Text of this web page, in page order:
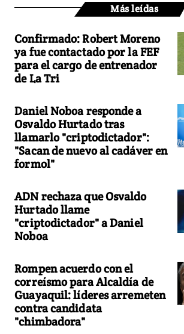
Más leídas
Confirmado: Robert Moreno
ya fue contactado por la FEF
para el cargo de entrenador
de La Tri
Daniel Noboa responde a
Osvaldo Hurtado tras
llamarlo "criptodictador":
"Sacan de nuevo al cadáver en
formol"
ADN rechaza que Osvaldo
Hurtado llame
"criptodictador" a Daniel
Noboa
Rompen acuerdo con el
correísmo para Alcaldía de
Guayaquil: líderes arremeten
contra candidata
"chimbadora"